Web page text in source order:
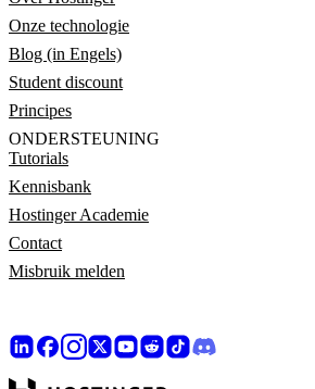
Onze technologie
Blog (in Engels)
Student discount
Principes
ONDERSTEUNING
Tutorials
Kennisbank
Hostinger Academie
Contact
Misbruik melden